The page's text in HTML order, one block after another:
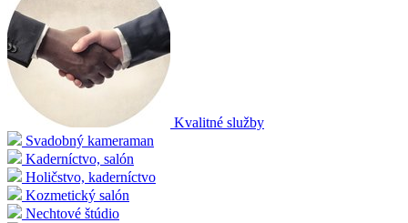
Kvalitné služby
Svadobný kameraman
Kaderníctvo, salón
Holičstvo, kaderníctvo
Kozmetický salón
Nechtové štúdio